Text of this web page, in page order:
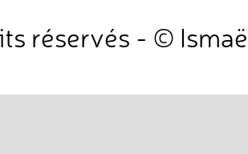
réservés - ©